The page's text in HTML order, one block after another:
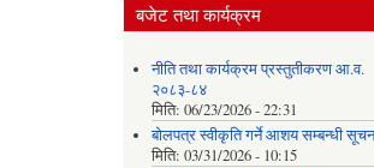
बजेट तथा कार्यक्रम
नीति तथा कार्यक्रम प्रस्तुतीकरण आ.व.
२०८३-८४
मिति: 06/23/2026 - 22:31
बोलपत्र स्वीकृति गर्ने आशय सम्बन्धी
मिति: 03/31/2026 - 10:15